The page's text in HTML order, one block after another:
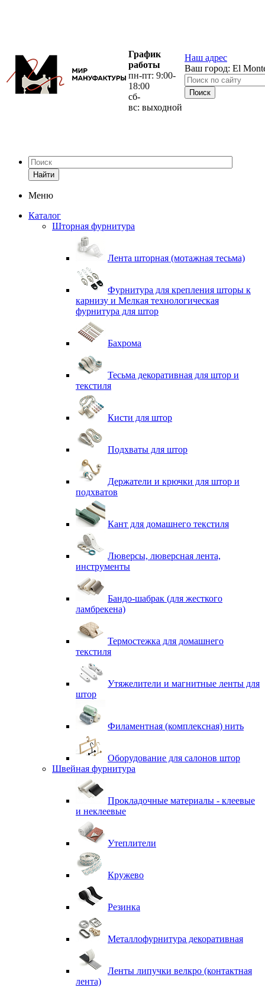
График
работы
пн-пт: 9:00-
18:00
сб-
вс: выходной
Наш адрес
Ваш город: El
Найти
Меню
Каталог
Шторная фурнитура
Лента шторная (мотажная тесьма)
Фурнитура для крепления шторы к
карнизу и Мелкая технологическая
фурнитура для штор
Бахрома
Тесьма декоративная для штор и
текстиля
Кисти для штор
Подхваты для штор
Держатели и крючки для штор и
подхватов
Кант для домашнего текстиля
Люверсы, люверсная лента,
инструменты
Бандо-шабрак (для жесткого
ламбрекена)
Термостежка для домашнего
текстиля
Утяжелители и магнитные ленты для
штор
Филаментная (комплексная) нить
Оборудование для салонов штор
Швейная фурнитура
Прокладочные материалы - клеевые
и неклеевые
Утеплители
Кружево
Резинка
Металлофурнитура декоративная
Ленты липучки велкро (контактная
лента)